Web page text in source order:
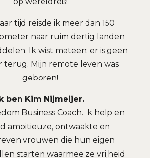
tijd reisde ik meer dan 150
naar ruim dertig landen
Ik wist meteen: er is geen
terug. Mijn remote leven was
geboren!
ben Kim Nijmeijer.
Business Coach. Ik help en
ambitieuze, ontwaakte en
vrouwen die hun eigen
starten waarmee ze vrijheid